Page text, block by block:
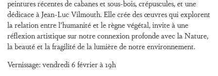
peintures récentes de cabanes et sous-bois, crépuscules, et une
dédicace à Jean-Luc Vilmouth. Elle crée des œuvres qui explorent
la relation entre l’humanité et le règne végétal, invite à une
réflexion artistique sur notre connexion profonde avec la Nature,
la beauté et la fragilité de la lumière de notre environnement.
Vernissage: vendredi 6 février à 19h